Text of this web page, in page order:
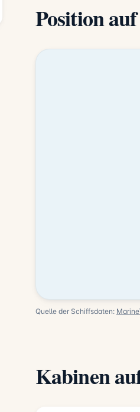
Position
Quelle der Schiffsdaten:
Kabinen